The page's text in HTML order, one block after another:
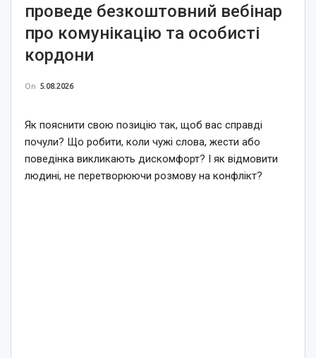
проведе безкоштовний вебінар
про комунікацію та особисті
кордони
On 5.08.2026
Як пояснити свою позицію так, щоб вас справді
почули? Що робити, коли чужі слова, жести або
поведінка викликають дискомфорт? І як відмовити
людині, не перетворюючи розмову на конфлікт?